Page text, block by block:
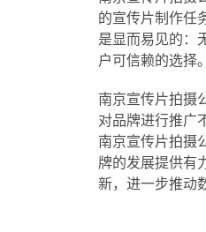
的宣传片制作任
是显而易见的：
户可信赖的选择
南京宣传片拍摄
对品牌进行推广
南京宣传片拍摄
牌的发展提供有
新，进一步推动